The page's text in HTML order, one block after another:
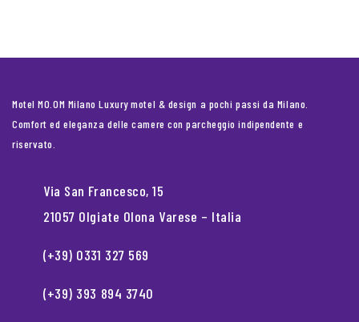
Motel MO.OM Milano Luxury motel & design a pochi passi da Milano.
Comfort ed eleganza delle camere con parcheggio indipendente e
riservato.
Via San Francesco, 15
21057 Olgiate Olona Varese – Italia
(+39) 0331 327 569
(+39) 393 894 3740